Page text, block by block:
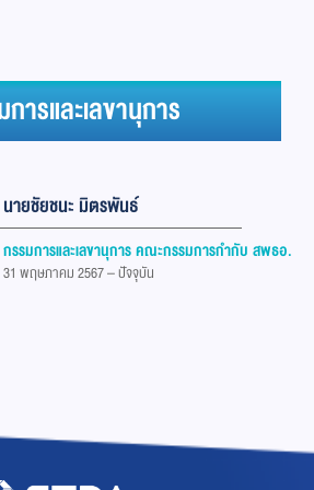
ารและเลขานุการ
นายชัยชนะ มิตรพันธ์
กรรมการและเลขานุการ คณะกรรมการกำกับ สพธอ.
31 พฤษภาคม 2567 – ปัจจุบัน